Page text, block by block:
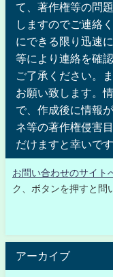
て、著作権等の問
しますのでご連絡
にできる限り迅速
等により連絡を確
ご了承ください。
お願い致します。
で、作成後に情報
ネ等の著作権侵害
だけますと幸いです
お問い合わせのサイト
ク、ボタンを押すと問
アーカイブ